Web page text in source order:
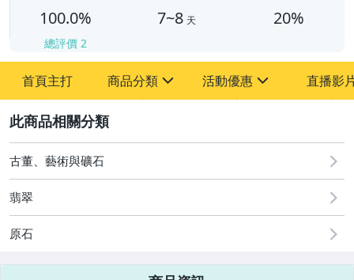
100.0%
總評價 2
7~8 天 20%
首頁主打 商品分類
其它
活動優惠
[全店] 周年慶
[全店] 粉絲專享
直播影
古董、藝術與礦石
翡翠
原石